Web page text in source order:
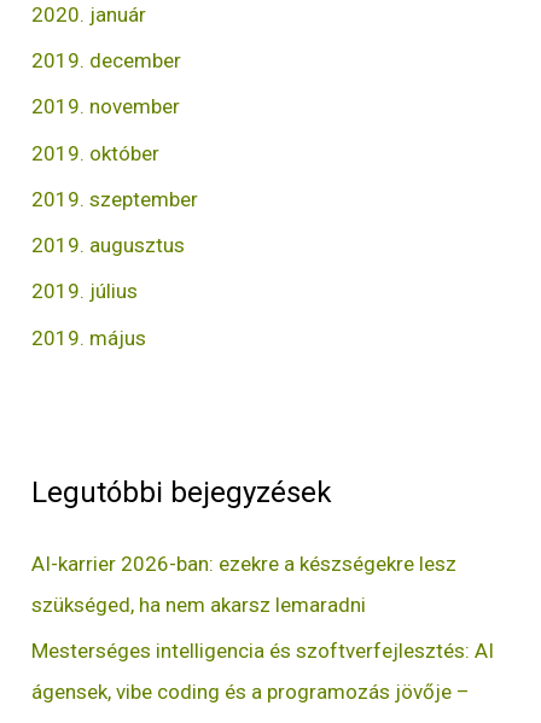
2020. január
2019. december
2019. november
2019. október
2019. szeptember
2019. augusztus
2019. július
2019. május
Legutóbbi bejegyzések
AI-karrier 2026-ban: ezekre a készségekre lesz
szükséged, ha nem akarsz lemaradni
Mesterséges intelligencia és szoftverfejlesztés: AI
ágensek, vibe coding és a programozás jövője –